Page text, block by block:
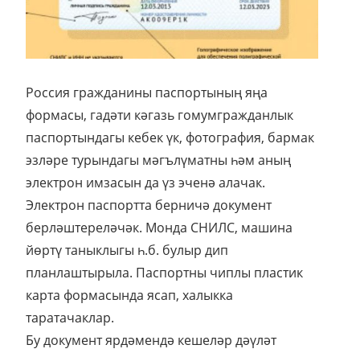
Россия гражданины паспортының яңа
формасы, гадәти кәгазь гомумгражданлык
паспортындагы кебек үк, фотография, бармак
эзләре турындагы мәгълүматны һәм аның
электрон имзасын да үз эченә алачак.
Электрон паспортта берничә документ
берләштереләчәк. Монда СНИЛС, машина
йөртү таныклыгы һ.б. булыр дип
планлаштырыла. Паспортны чиплы пластик
карта формасында ясап, халыкка
таратачаклар.
Бу документ ярдәмендә кешеләр дәүләт